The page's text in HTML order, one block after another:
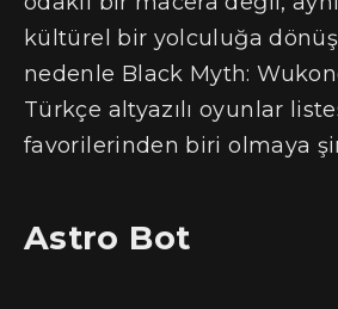
kültürel bir yolculuğa
nedenle Black Myth:
Türkçe altyazılı oyunlar
favorilerinden biri olmaya
Astro Bot